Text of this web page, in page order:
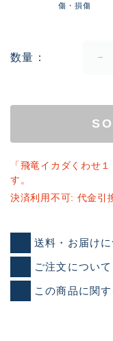
傷・損傷
数量
「飛竜イカダくわせ
す。
決済利用不可: 代金引
送料・お届けに
ご注文について
この商品に関